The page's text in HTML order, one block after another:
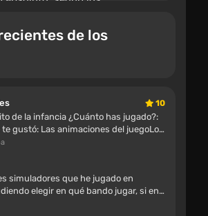
1990-1999 v1.5 (0.39.x)
de los
10
de la infancia ¿Cuánto has jugado?:
te gustó: Las animaciones del juegoLo
simuladores que he jugado en
elegir en qué bando jugar, si en
en el j...